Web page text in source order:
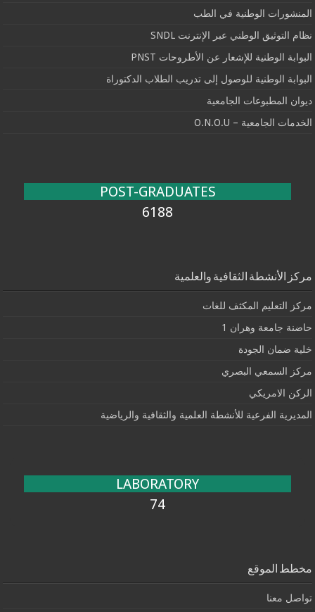
المنشورات الوطنية في الطب
نظام التوثيق الوطني عبر الإنترنت SNDL
البوابة الوطنية للإشعار عن الأطروحات PNST
البوابة الوطنية للوصول إلى تدريب الطلاب الدكتوراة
ديوان المطبوعات الجامعية
الخدمات الجامعية – O.N.O.U
POST-GRADUATES
6188
مركز الأنشطة الثقافية والعلمية
مركز التعليم المكثف للغات
حاضنة جامعة وهران 1
خلية ضمان الجودة
مركز السمعي البصري
الركن الامريكي
المديرية الفرعية للأنشطة العلمية والثقافية والرياضية
LABORATORY
74
مخطط الموقع
تواصل معنا